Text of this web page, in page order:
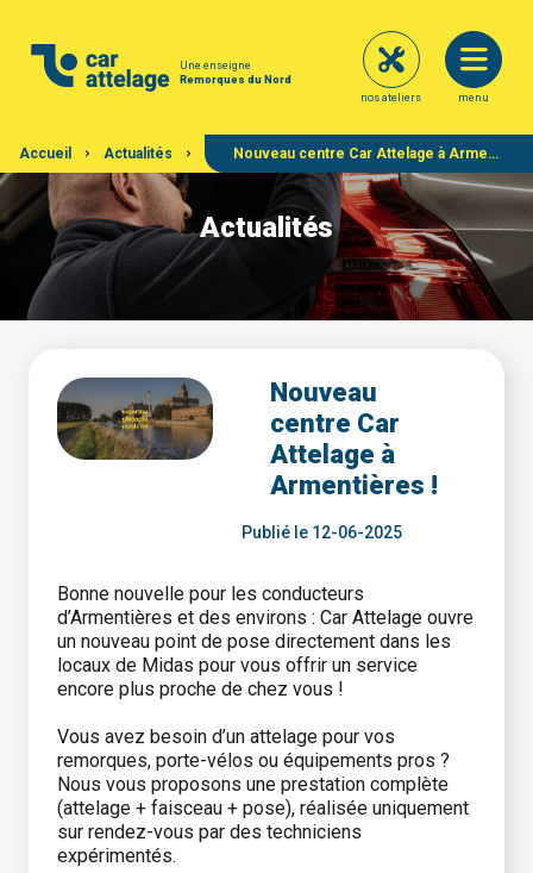
Une enseigne
Remorques du Nord
menu
nos ateliers
Actualités
Accueil Actualités Nouveau centre Car Attelage à Armentières !
Nouveau
centre Car
Attelage à
Armentières !
Publié le 12-06-2025
Bonne nouvelle pour les conducteurs
d’Armentières et des environs : Car Attelage ouvre
un nouveau point de pose directement dans les
locaux de Midas pour vous offrir un service
encore plus proche de chez vous !
Vous avez besoin d’un attelage pour vos
remorques, porte-vélos ou équipements pros ?
Nous vous proposons une prestation complète
(attelage + faisceau + pose), réalisée uniquement
sur rendez-vous par des techniciens
expérimentés.